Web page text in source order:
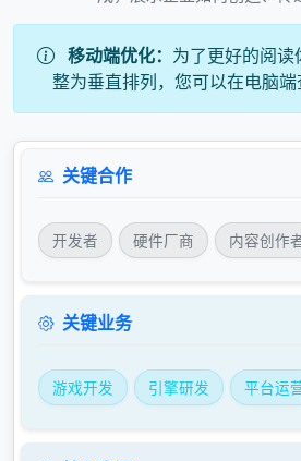
移动端优化： 为了更好的阅
整为垂直排列，您可以在电脑端
关键合作
开发者 硬件厂商 内容创作
关键业务
游戏开发 引擎研发 平台运